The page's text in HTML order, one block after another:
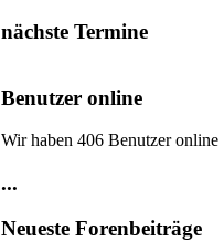
nächste Termine
Benutzer online
Wir haben 406 Benutzer online
...
Neueste Forenbeiträge